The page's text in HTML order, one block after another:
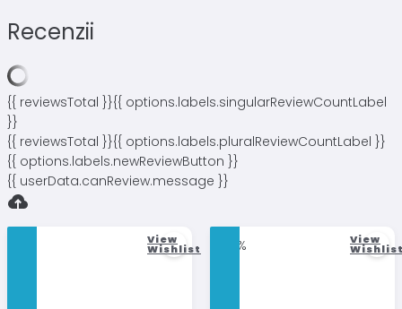
Recenzii
{{ reviewsTotal }}{{ options.labels.singularReviewCountLabel
}}
{{ reviewsTotal }}{{ options.labels.pluralReviewCountLabel }}
{{ options.labels.newReviewButton }}
{{ userData.canReview.message }}
View
Wishlist
View
-19%